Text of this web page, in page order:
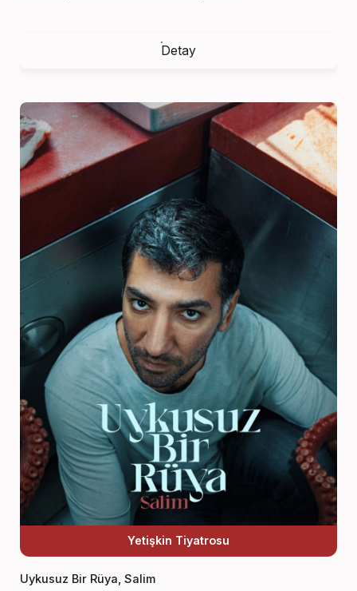
Detay
Yetişkin Tiyatrosu
Uykusuz Bir Rüya, Salim